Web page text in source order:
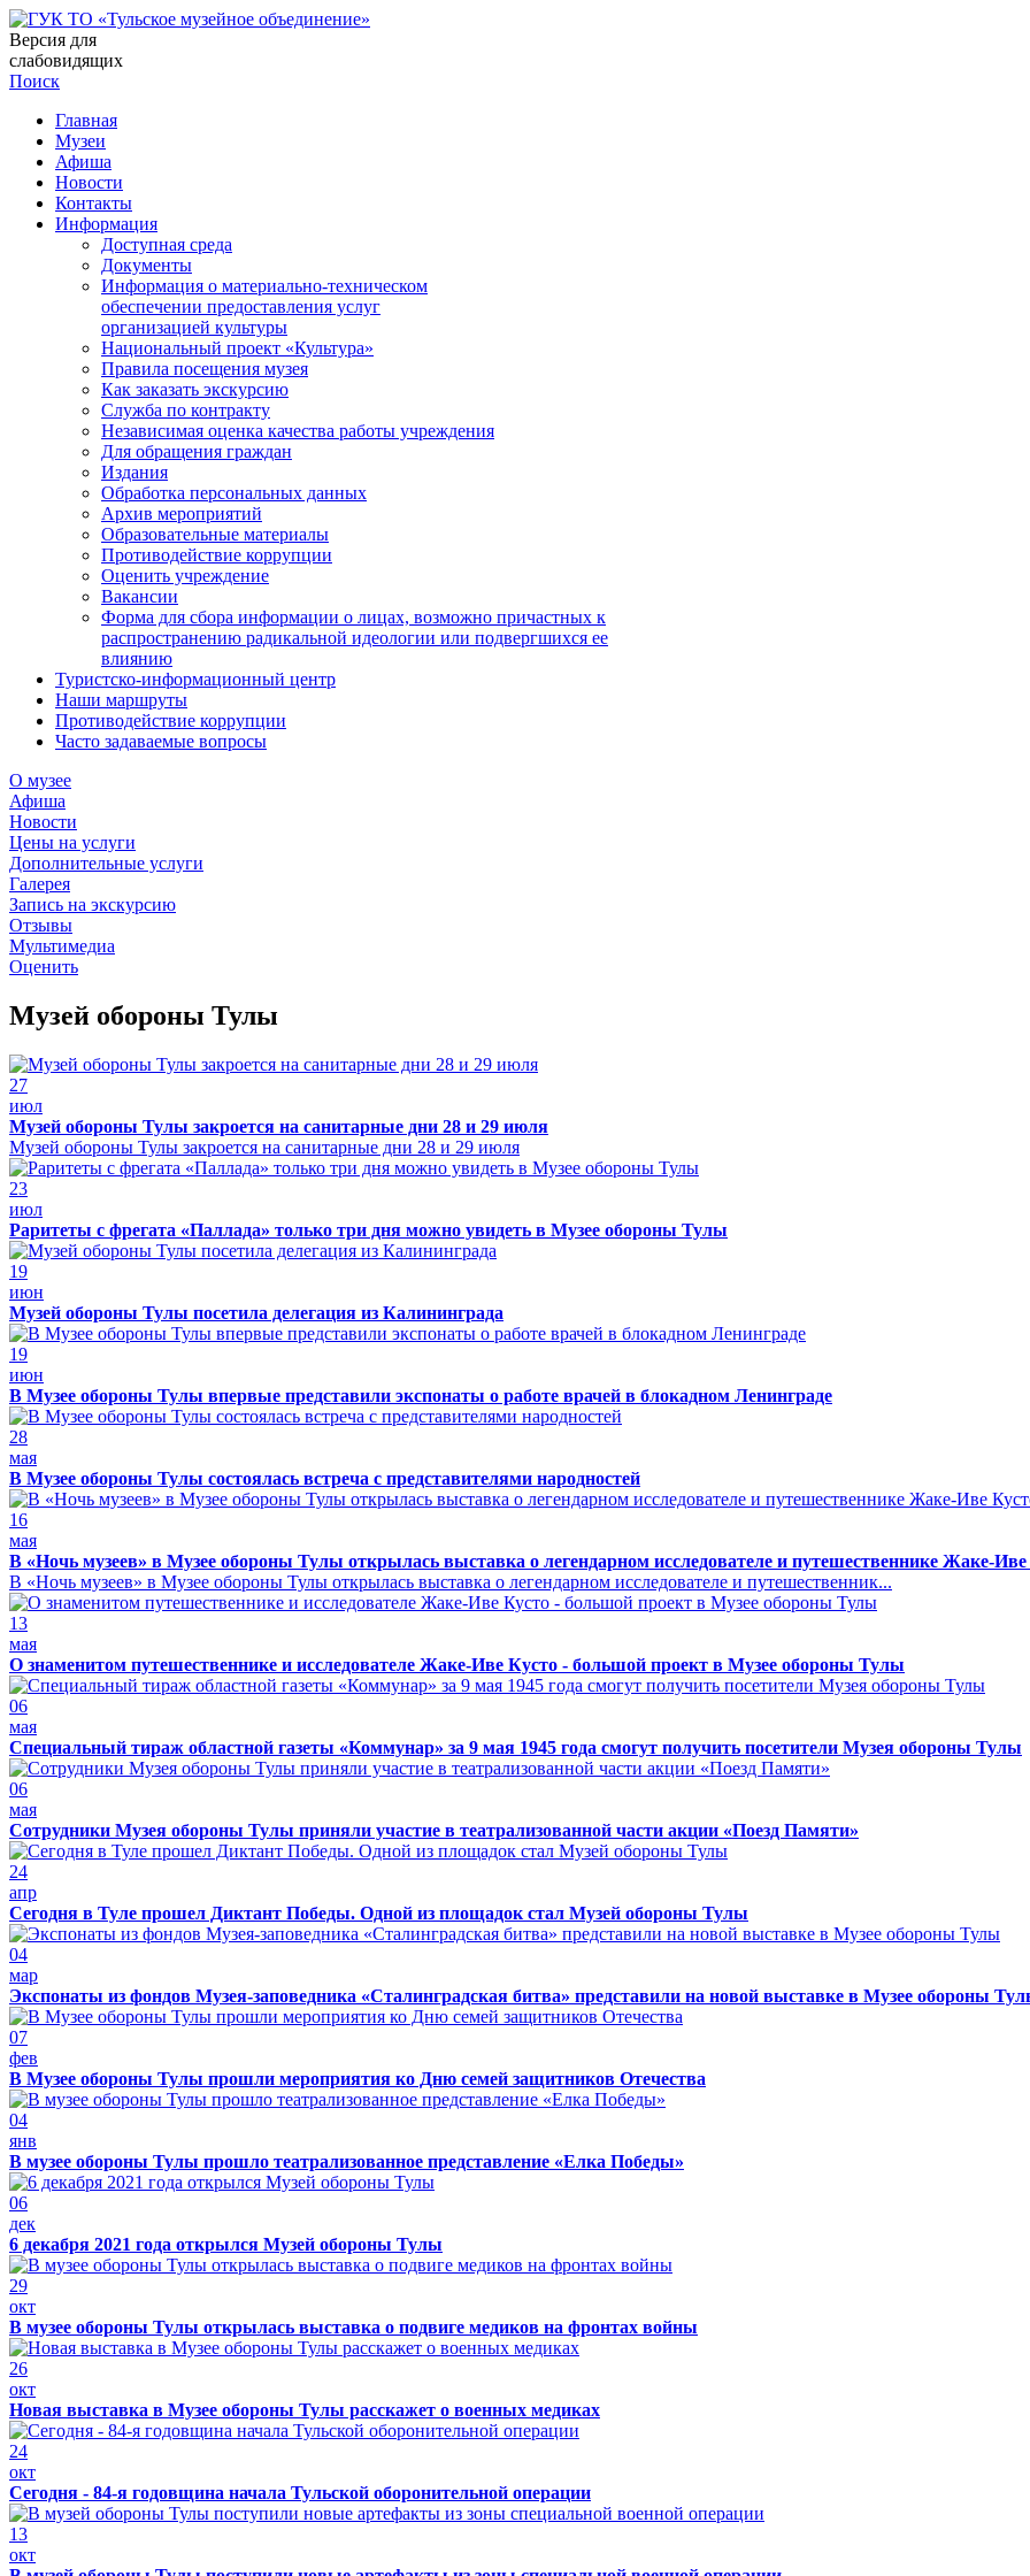
Версия для
слабовидящих
Поиск
Главная
Музеи
Афиша
Новости
Контакты
Информация
Доступная среда
Документы
Информация о материально-техническом
обеспечении предоставления услуг
организацией культуры
Национальный проект «Культура»
Правила посещения музея
Как заказать экскурсию
Служба по контракту
Независимая оценка качества работы учреждения
Для обращения граждан
Издания
Обработка персональных данных
Архив мероприятий
Образовательные материалы
Противодействие коррупции
Оценить учреждение
Вакансии
Форма для сбора информации о лицах, возможно причастных к
распространению радикальной идеологии или подвергшихся ее
влиянию
Туристско-информационный центр
Наши маршруты
Противодействие коррупции
Часто задаваемые вопросы
О музее
Афиша
Новости
Цены на услуги
Дополнительные услуги
Галерея
Запись на экскурсию
Отзывы
Мультимедиа
Оценить
Музей обороны Тулы
27
июл
Музей обороны Тулы закроется на санитарные дни 28 и 29 июля
Музей обороны Тулы закроется на санитарные дни 28 и 29 июля
23
июл
Раритеты с фрегата «Паллада» только три дня можно увидеть в Музее обороны Тулы
19
июн
Музей обороны Тулы посетила делегация из Калининграда
19
июн
В Музее обороны Тулы впервые представили экспонаты о работе врачей в блокадном Ленинграде
28
мая
В Музее обороны Тулы состоялась встреча с представителями народностей
16
мая
В «Ночь музеев» в Музее обороны Тулы открылась выставка о легендарном исследователе и путешественнике Жаке-
В «Ночь музеев» в Музее обороны Тулы открылась выставка о легендарном исследователе и путешественник...
13
мая
О знаменитом путешественнике и исследователе Жаке-Иве Кусто - большой проект в Музее обороны Тулы
06
мая
Специальный тираж областной газеты «Коммунар» за 9 мая 1945 года смогут получить посетители Музея обороны Тулы
06
мая
Сотрудники Музея обороны Тулы приняли участие в театрализованной части акции «Поезд Памяти»
24
апр
Сегодня в Туле прошел Диктант Победы. Одной из площадок стал Музей обороны Тулы
04
мар
Экспонаты из фондов Музея-заповедника «Сталинградская битва» представили на новой выставке в Музее обороны
07
фев
В Музее обороны Тулы прошли мероприятия ко Дню семей защитников Отечества
04
янв
В музее обороны Тулы прошло театрализованное представление «Елка Победы»
06
дек
6 декабря 2021 года открылся Музей обороны Тулы
29
окт
В музее обороны Тулы открылась выставка о подвиге медиков на фронтах войны
26
окт
Новая выставка в Музее обороны Тулы расскажет о военных медиках
24
окт
Сегодня - 84-я годовщина начала Тульской оборонительной операции
13
окт